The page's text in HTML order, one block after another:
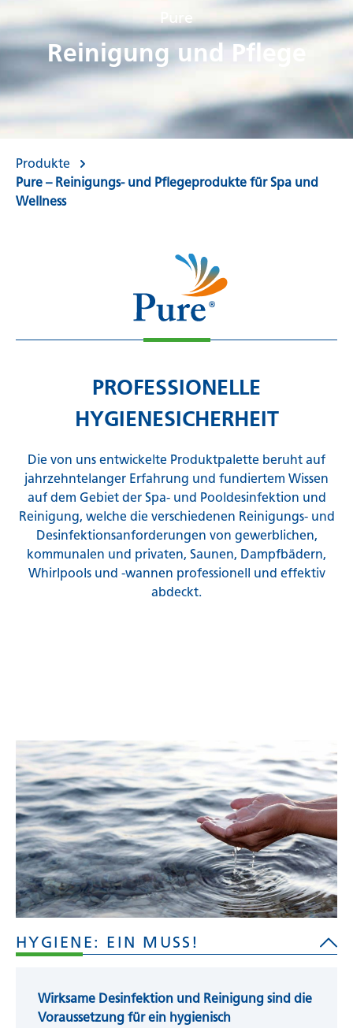
Pure
Reinigung und Pflege
Produkte
Pure – Reinigungs- und Pflegeprodukte für Spa und
Wellness
PROFESSIONELLE
HYGIENESICHERHEIT
Die von uns entwickelte Produktpalette beruht auf
jahrzehntelanger Erfahrung und fundiertem Wissen
auf dem Gebiet der Spa- und Pooldesinfektion und
Reinigung, welche die verschiedenen Reinigungs- und
Desinfektionsanforderungen von gewerblichen,
kommunalen und privaten, Saunen, Dampfbädern,
Whirlpools und -wannen professionell und effektiv
abdeckt.
HYGIENE: EIN MUSS!
Wirksame Desinfektion und Reinigung sind die
Voraussetzung für ein hygienisch